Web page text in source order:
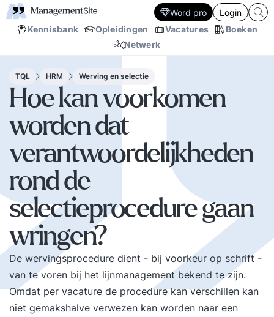
Kennisbank Opleidingen Vacatures
Boeken
Netwerk
Word pro Login
TQL HRM Werving en selectie
Hoe kan voorkomen
worden dat
verantwoordelijkheden
rond de
selectieprocedure gaan
wringen?
De wervingsprocedure dient - bij voorkeur op schrift -
van te voren bij het lijnmanagement bekend te zijn.
Omdat per vacature de procedure kan verschillen kan
niet gemakshalve verwezen kan worden naar een